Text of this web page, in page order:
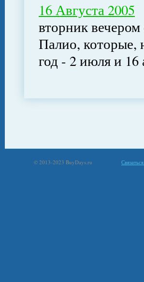
16 Августа 2005
вторник
Палио, которые,
год - 2 июля и 16
© 2013-2023 BuyDays.ru